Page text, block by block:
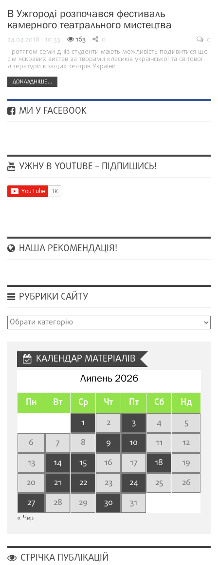
В Ужгороді розпочався фестиваль
камерного театрального мистецтва
24.04.2018 | 10:33 163 0
0
Протягом семи днів студенти мають можливість подивитися ще
сім яскравих вистав за творами класиків української та світової
літератури кращих театрів України
ДОКЛАДНІШЕ...
МИ У FACEBOOK
УЖНУ В YOUTUBE – ПІДПИШИСЬ!
НАША РЕКОМЕНДАЦІЯ!
РУБРИКИ САЙТУ
Рубрики
КАЛЕНДАР МАТЕРІАЛІВ
Липень 2026
Пн Вт Ср Чт Пт Сб Нд
1 2 3 4
5
6
7 8 9 10 11
12
13
14 15 16 17 18
19
20
21 22 23 24 25
26
27
28 29 30 31
« Чер
СТРІЧКА ПУБЛІКАЦІЙ